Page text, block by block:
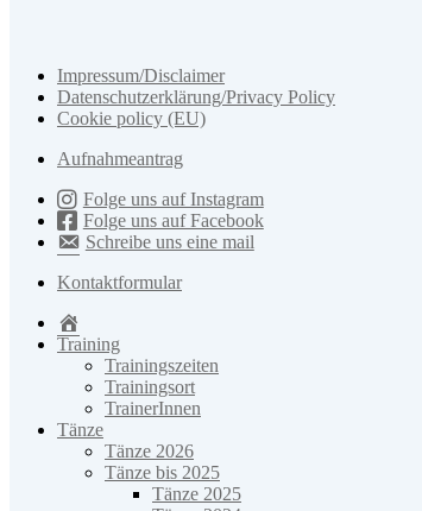
Impressum/Disclaimer
Datenschutzerklärung/Privacy Policy
Cookie policy (EU)
Aufnahmeantrag
Folge uns auf Instagram
Folge uns auf Facebook
Schreibe uns eine mail
Kontaktformular
Training
Trainingszeiten
Trainingsort
TrainerInnen
Tänze
Tänze 2026
Tänze bis 2025
Tänze 2025